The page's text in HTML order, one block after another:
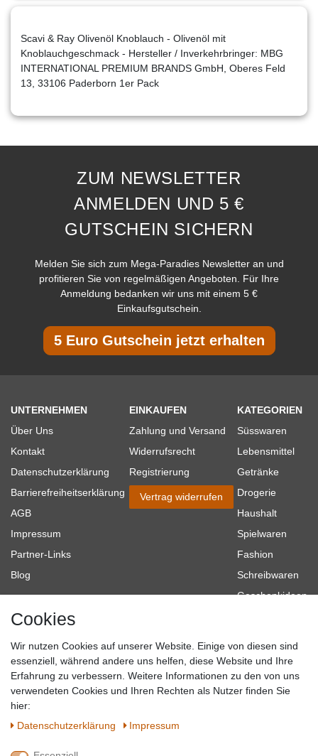
Scavi & Ray Olivenöl Knoblauch - Olivenöl mit
Knoblauchgeschmack - Hersteller / Inverkehrbringer: MBG
INTERNATIONAL PREMIUM BRANDS GmbH, Oberes Feld
13, 33106 Paderborn 1er Pack
ZUM NEWSLETTER
ANMELDEN UND 5 €
GUTSCHEIN SICHERN
Melden Sie sich zum Mega-Paradies Newsletter an und
profitieren Sie von regelmäßigen Angeboten. Für Ihre
Anmeldung bedanken wir uns mit einem 5 €
Einkaufsgutschein.
5 Euro Gutschein jetzt erhalten
UNTERNEHMEN
Über Uns
Kontakt
Datenschutzerklärung
Barrierefreiheitserklärung
AGB
Impressum
Partner-Links
Blog
EINKAUFEN
Zahlung und Versand
Widerrufsrecht
Registrierung
Vertrag widerrufen
KATEGORIEN
Süsswaren
Lebensmittel
Getränke
Drogerie
Haushalt
Spielwaren
Fashion
Schreibwaren
Geschenkideen
Topmarken
SICHER EINKAUFEN WIR AKZEPTIEREN
Cookies
Wir nutzen Cookies auf unserer Website. Einige von diesen sind
essenziell, während andere uns helfen, diese Website und Ihre
Erfahrung zu verbessern. Weitere Informationen zu den von uns
verwendeten Cookies und Ihren Rechten als Nutzer finden Sie
hier:
Daten­schutz­erklärung
Impressum